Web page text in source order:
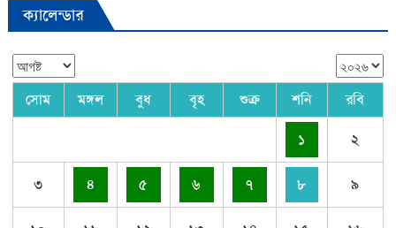
ক্যালেন্ডার
সোম মঙ্গল বুধ বৃহ শুক্র শনি রবি
১ ২
৩ ৪ ৫ ৬ ৭ ৮ ৯